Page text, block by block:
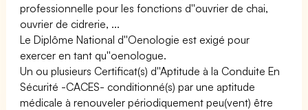
professionnelle pour les fonctions d''ouvrier de chai,
ouvrier de cidrerie, ...
Le Diplôme National d''Oenologie est exigé pour
exercer en tant qu''oenologue.
Un ou plusieurs Certificat(s) d''Aptitude à la Conduite En
Sécurité -CACES- conditionné(s) par une aptitude
médicale à renouveler périodiquement peu(vent) être